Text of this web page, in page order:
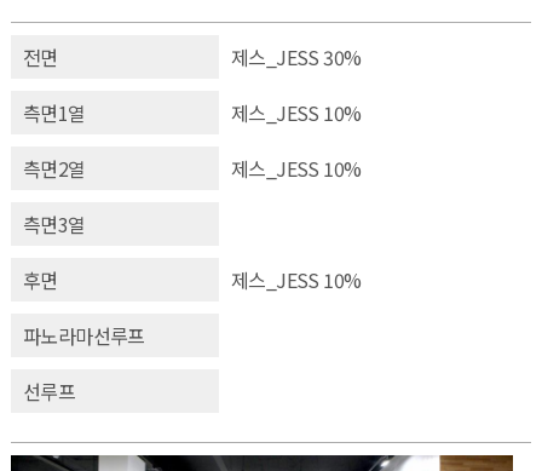
전면
제스_JESS 30%
측면1열
제스_JESS 10%
측면2열
제스_JESS 10%
측면3열
후면
제스_JESS 10%
파노라마선루프
선루프